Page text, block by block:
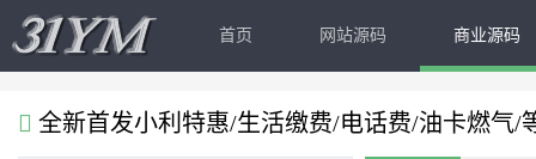
首页 网站源码 商业源码
全新首发小利特惠/生活缴费/电话费/油卡燃气/